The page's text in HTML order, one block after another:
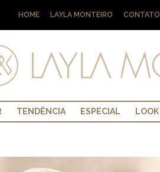
HOME LAYLA MONTEIRO CONTATO
TENDÊNCIA ESPECIAL LOOK